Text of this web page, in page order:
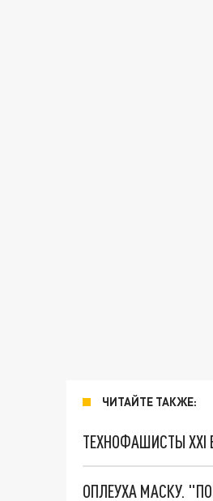
ЧИТАЙТЕ ТАКЖЕ:
ТЕХНОФАШИСТЫ XXI
ОПЛЕУХА МАСКУ.